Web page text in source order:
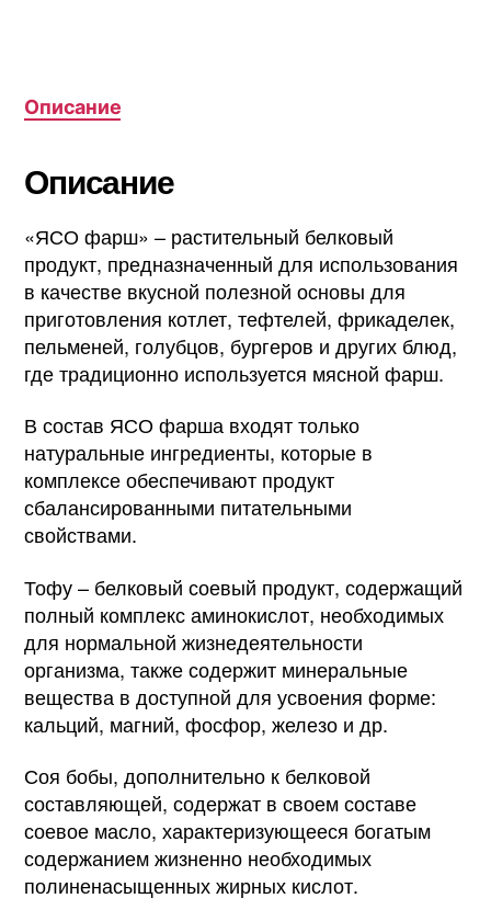
Описание
Описание
«ЯСО фарш» – растительный белковый
продукт, предназначенный для использования
в качестве вкусной полезной основы для
приготовления котлет, тефтелей, фрикаделек,
пельменей, голубцов, бургеров и других блюд,
где традиционно используется мясной фарш.
В состав ЯСО фарша входят только
натуральные ингредиенты, которые в
комплексе обеспечивают продукт
сбалансированными питательными
свойствами.
Тофу – белковый соевый продукт, содержащий
полный комплекс аминокислот, необходимых
для нормальной жизнедеятельности
организма, также содержит минеральные
вещества в доступной для усвоения форме:
кальций, магний, фосфор, железо и др.
Соя бобы, дополнительно к белковой
составляющей, содержат в своем составе
соевое масло, характеризующееся богатым
содержанием жизненно необходимых
полиненасыщенных жирных кислот.